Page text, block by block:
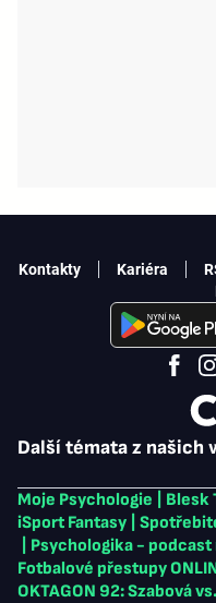
Další témata z našich
Moje Psychologie Blesk
iSport Fantasy
Psychologika -
Fotbalové přestupy
OKTAGON 92: Szabová
Kontakty Kariéra